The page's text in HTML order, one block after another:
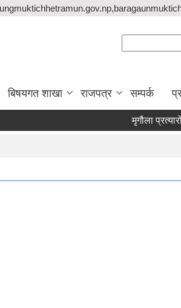
बिषयगत शाखा राजपत्र सम्पर्क
मृगौला प्रत्यारोपण